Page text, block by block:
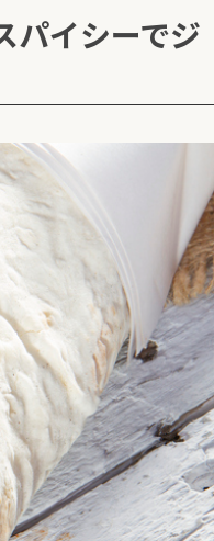
パイシーでジ